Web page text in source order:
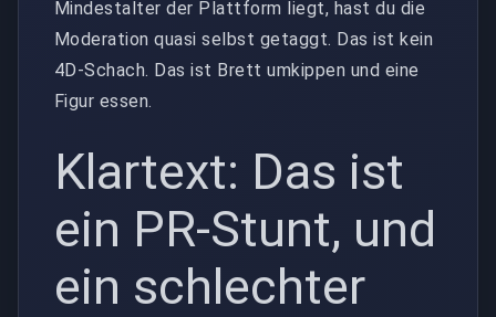
Mindestalter der Plattform liegt, hast du die
Moderation quasi selbst getaggt. Das ist kein
4D-Schach. Das ist Brett umkippen und eine
Figur essen.
Klartext: Das ist
ein PR-Stunt, und
ein schlechter